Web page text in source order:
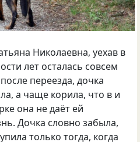
Николаевна, уехав в
лет осталась совсем
переезда, дочка
а чаще корила, что в и
она не даёт ей
Дочка словно забыла,
только тогда, когда